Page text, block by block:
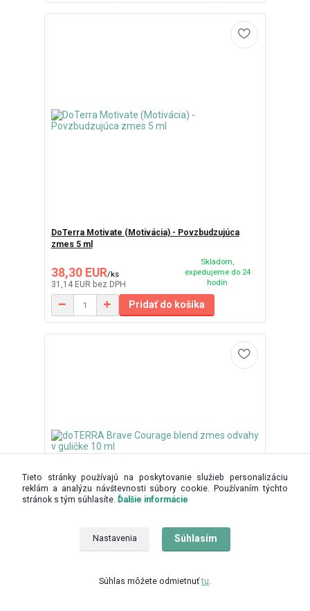
DoTerra Motivate (Motivácia) - Povzbudzujúca
zmes 5 ml
38,30 EUR/ks
31,14 EUR bez DPH
Skladom,
expedujeme do 24
hodín
Pridať do košíka
2 hodnotenie
guličke 10 ml
Tieto stránky používajú na poskytovanie služieb personalizáciu
reklám a analýzu návštevnosti súbory cookie. Používaním týchto
stránok s tým súhlasíte. Ďalšie informácie
Nastavenia Súhlasím
Súhlas môžete odmietnuťtu.